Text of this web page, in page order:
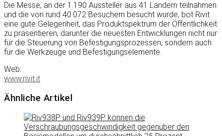
Die Messe, an der 1.190 Aussteller aus 41 Ländern teilnahmen
und die von rund 40.072 Besuchern besucht wurde, bot Rivit
eine gute Gelegenheit, das Produktspektrum der Öffentlichkeit
zu präsentieren, darunter die neuesten Entwicklungen nicht nur
für die Steuerung von Befestigungsprozessen, sondern auch
für die Werkzeuge und Befestigungselemente.
Web:
www.rivit.it
Ähnliche Artikel